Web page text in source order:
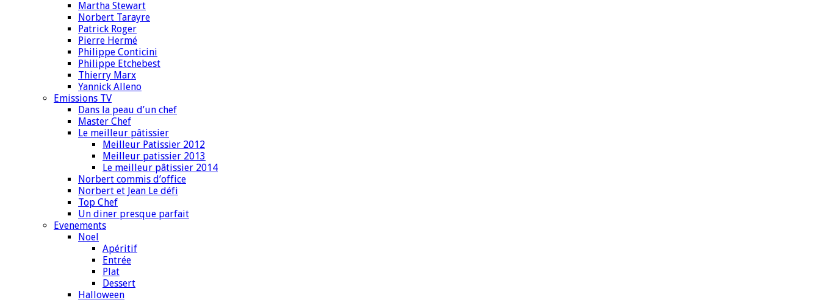
Martha Stewart
Norbert Tarayre
Patrick Roger
Pierre Hermé
Philippe Conticini
Philippe Etchebest
Thierry Marx
Yannick Alleno
Emissions TV
Dans la peau d’un chef
Master Chef
Le meilleur pâtissier
Meilleur Patissier 2012
Meilleur patissier 2013
Le meilleur pâtissier 2014
Norbert commis d’office
Norbert et Jean Le défi
Top Chef
Un diner presque parfait
Evenements
Noel
Apéritif
Entrée
Plat
Dessert
Halloween